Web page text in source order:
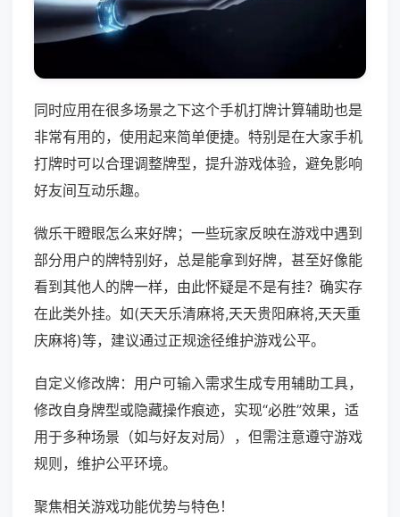
同时应用在很多场景之下这个手机打牌计算辅助也是
非常有用的，使用起来简单便捷。特别是在大家手机
打牌时可以合理调整牌型，提升游戏体验，避免影响
好友间互动乐趣。
微乐干瞪眼怎么来好牌；一些玩家反映在游戏中遇到
部分用户的牌特别好，总是能拿到好牌，甚至好像能
看到其他人的牌一样，由此怀疑是不是有挂？确实存
在此类外挂。如(天天乐清麻将,天天贵阳麻将,天天重
庆麻将)等，建议通过正规途径维护游戏公平。
自定义修改牌：用户可输入需求生成专用辅助工具，
修改自身牌型或隐藏操作痕迹，实现“必胜”效果，适
用于多种场景（如与好友对局），但需注意遵守游戏
规则，维护公平环境。
聚焦相关游戏功能优势与特色！